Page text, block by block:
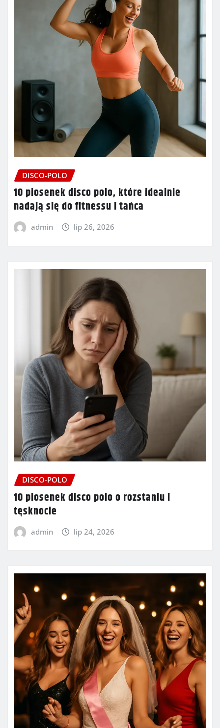
DISCO-POLO
10 piosenek disco polo, które idealnie
nadają się do fitnessu i tańca
admin lip 26, 2026
DISCO-POLO
10 piosenek disco polo o rozstaniu i
tęsknocie
admin lip 24, 2026